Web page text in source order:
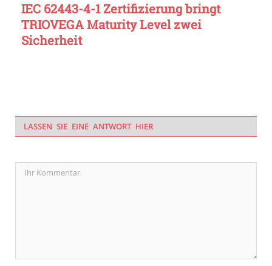
IEC 62443-4-1 Zertifizierung bringt
TRIOVEGA Maturity Level zwei
Sicherheit
LASSEN SIE EINE ANTWORT HIER